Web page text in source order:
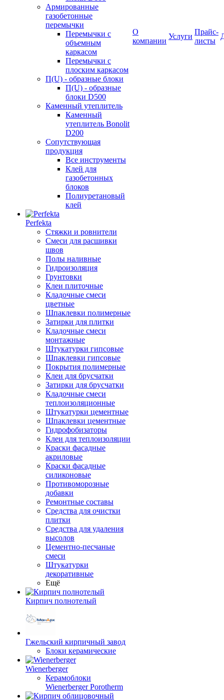
Армированные
газобетонные
перемычки
Перемычки с
объемным
каркасом
Перемычки с
плоским каркасом
П(U) - образные блоки
П(U) - образные
блоки D500
Каменный утеплитель
Каменный
утеплитель Bonolit
D200
Сопутствующая
продукция
Все инструменты
Клей для
газобетонных
блоков
Полиуретановый
клей
Perfekta
Стяжки и ровнители
Смеси для расшивки
швов
Полы наливные
Гидроизоляция
Грунтовки
Клеи плиточные
Кладочные смеси
цветные
Шпаклевки полимерные
Затирки для плитки
Кладочные смеси
монтажные
Штукатурки гипсовые
Шпаклевки гипсовые
Покрытия полимерные
Клеи для брусчатки
Затирки для брусчатки
Кладочные смеси
теплоизоляционные
Штукатурки цементные
Шпаклевки цементные
Гидрофобизаторы
Клеи для теплоизоляции
Краски фасадные
акриловые
Краски фасадные
силиконовые
Противоморозные
добавки
Ремонтные составы
Средства для очистки
плитки
Средства для удаления
высолов
Цементно-песчаные
смеси
Штукатурки
декоративные
Ещё
Кирпич полнотелый
Гжельский кирпичный завод
Блоки керамические
Wienerberger
Керамоблоки
Wienerberger Porotherm
О
компании
Услуги
Прайс-
листы